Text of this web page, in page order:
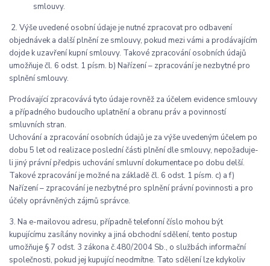
smlouvy.
2. Výše uvedené osobní údaje je nutné zpracovat pro odbavení
objednávek a další plnění ze smlouvy, pokud mezi vámi a prodávajícím
dojde k uzavření kupní smlouvy. Takové zpracování osobních údajů
umožňuje čl. 6 odst. 1 písm. b) Nařízení – zpracování je nezbytné pro
splnění smlouvy.
Prodávající zpracovává tyto údaje rovněž za účelem evidence smlouvy
a případného budoucího uplatnění a obranu práv a povinností
smluvních stran.
Uchování a zpracování osobních údajů je za výše uvedeným účelem po
dobu 5 let od realizace poslední části plnění dle smlouvy, nepožaduje-
li jiný právní předpis uchování smluvní dokumentace po dobu delší.
Takové zpracování je možné na základě čl. 6 odst. 1 písm. c) a f)
Nařízení – zpracování je nezbytné pro splnění právní povinnosti a pro
účely oprávněných zájmů správce.
3. Na e-mailovou adresu, případně telefonní číslo mohou být
kupujícímu zasílány novinky a jiná obchodní sdělení, tento postup
umožňuje § 7 odst. 3 zákona č.480/2004 Sb., o službách informační
společnosti, pokud jej kupující neodmítne. Tato sdělení lze kdykoliv